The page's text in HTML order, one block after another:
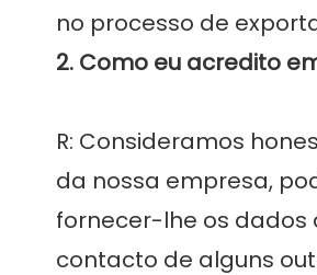
R: Consideramos
da nossa empresa,
fornecer-lhe os dados
contacto de alguns